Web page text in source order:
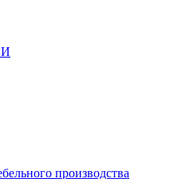
производства